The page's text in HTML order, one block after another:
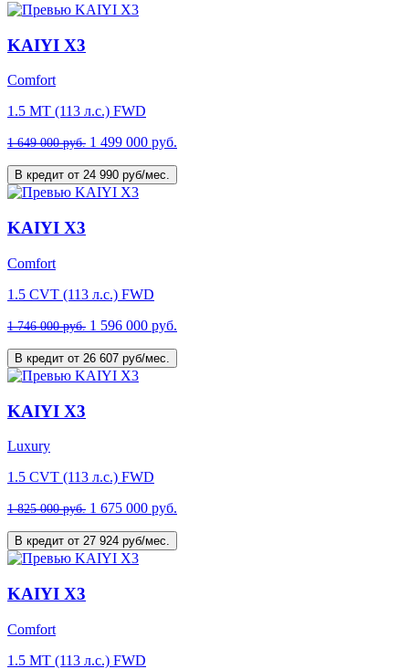
KAIYI X3
Comfort
1.5 MT (113 л.с.) FWD
1 649 000 руб. 1 499 000 руб.
В кредит от 24 990 руб/мес.
KAIYI X3
Comfort
1.5 CVT (113 л.с.) FWD
1 746 000 руб. 1 596 000 руб.
В кредит от 26 607 руб/мес.
KAIYI X3
Luxury
1.5 CVT (113 л.с.) FWD
1 825 000 руб. 1 675 000 руб.
В кредит от 27 924 руб/мес.
KAIYI X3
Comfort
1.5 MT (113 л.с.) FWD